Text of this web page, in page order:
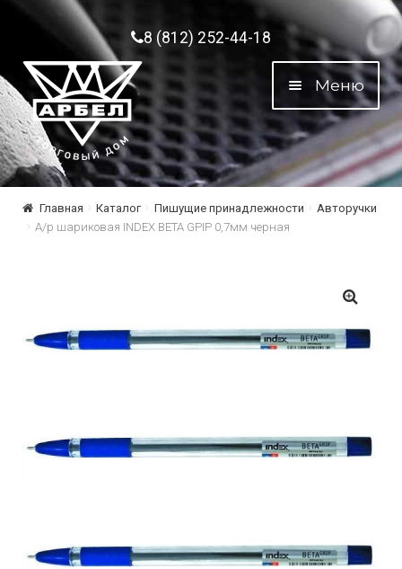
Перейти к навигации
Перейти к содержимому8 (812) 252-44-18
Меню
Главная Каталог Пишущие принадлежности
Авторучки
А/р шариковая INDEX BETA GPIP 0,7мм черная
🔍